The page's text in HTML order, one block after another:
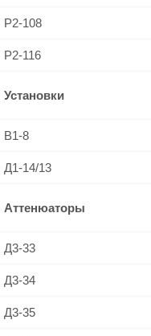
Р2-108
Р2-116
Установки
В1-8
Д1-14/13
Аттенюаторы
Д3-33
Д3-34
Д3-35